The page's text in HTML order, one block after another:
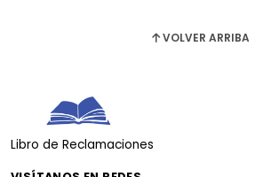
VOLVER ARRIBA
Libro de Reclamaciones